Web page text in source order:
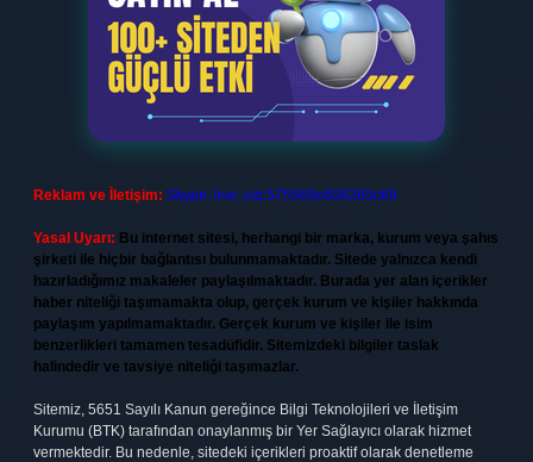
Reklam ve İletişim: Skype: live:.cid.575569c608265c69
Yasal Uyarı: Bu internet sitesi, herhangi bir marka, kurum veya şahıs
şirketi ile hiçbir bağlantısı bulunmamaktadır. Sitede yalnızca kendi
hazırladığımız makaleler paylaşılmaktadır. Burada yer alan içerikler
haber niteliği taşımamakta olup, gerçek kurum ve kişiler hakkında
paylaşım yapılmamaktadır. Gerçek kurum ve kişiler ile isim
benzerlikleri tamamen tesadüfidir. Sitemizdeki bilgiler taslak
halindedir ve tavsiye niteliği taşımazlar.
Sitemiz, 5651 Sayılı Kanun gereğince Bilgi Teknolojileri ve İletişim
Kurumu (BTK) tarafından onaylanmış bir Yer Sağlayıcı olarak hizmet
vermektedir. Bu nedenle, sitedeki içerikleri proaktif olarak denetleme